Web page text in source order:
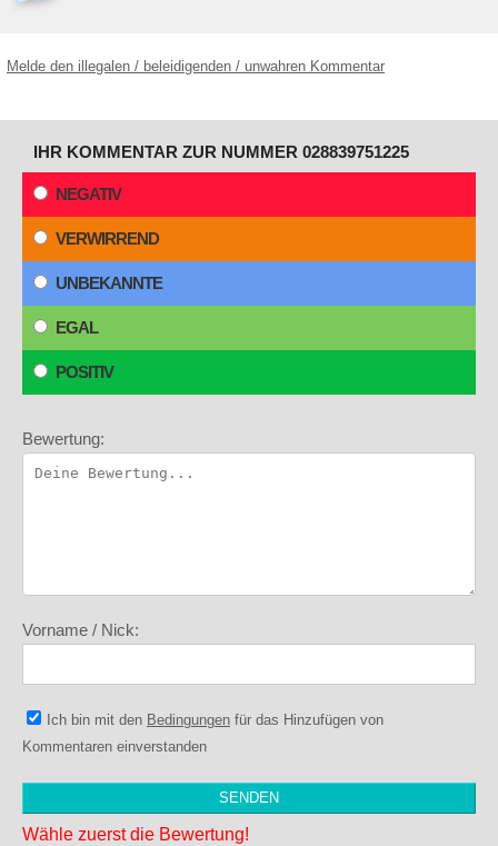
Melde den illegalen / beleidigenden / unwahren Kommentar
IHR KOMMENTAR ZUR NUMMER 028839751225
NEGATIV
VERWIRREND
UNBEKANNTE
EGAL
POSITIV
Bewertung:
Vorname / Nick:
Ich bin mit den Bedingungen für das Hinzufügen von
Kommentaren einverstanden
Wähle zuerst die Bewertung!